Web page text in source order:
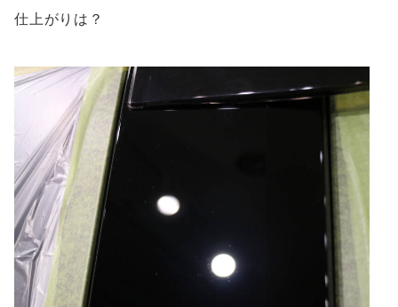
仕上がりは？